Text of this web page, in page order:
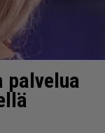
palvelua